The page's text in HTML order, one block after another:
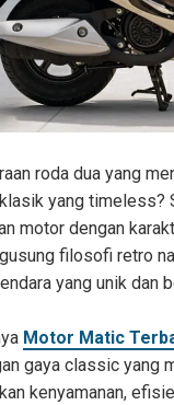
roda dua yang
yang timeless?
motor dengan
filosofi retro
yang unik dan
Motor Matic
gaya classic yang
kenyamanan,